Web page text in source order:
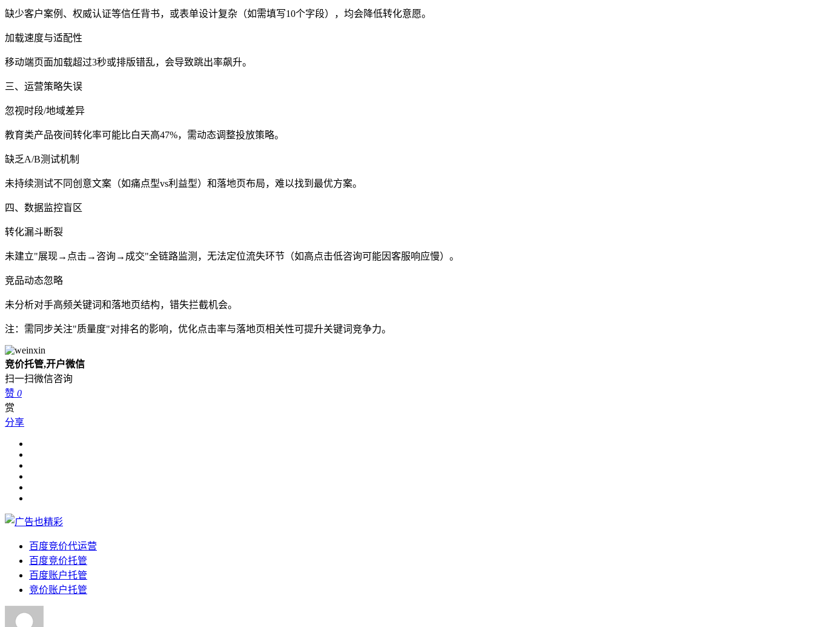
缺少客户案例、权威认证等信任背书，或表单设计复杂（如需填写10个字段），均会降低转化意愿‌。
加载速度与适配性‌
移动端页面加载超过3秒或排版错乱，会导致跳出率飙升‌。
三、运营策略失误
忽视时段/地域差异‌
教育类产品夜间转化率可能比白天高47%，需动态调整投放策略‌。
缺乏A/B测试机制‌
未持续测试不同创意文案（如痛点型vs利益型）和落地页布局，难以找到最优方案‌。
四、数据监控盲区
转化漏斗断裂‌
未建立"展现→点击→咨询→成交"全链路监测，无法定位流失环节（如高点击低咨询可能因客服响应慢）‌。
竞品动态忽略‌
未分析对手高频关键词和落地页结构，错失拦截机会‌。
注：需同步关注"质量度"对排名的影响，优化点击率与落地页相关性可提升关键词竞争力‌。
竞价托管,开户微信
扫一扫微信咨询
赞 0
赏
分享
百度竞价代运营
百度竞价托管
百度账户托管
竞价账户托管